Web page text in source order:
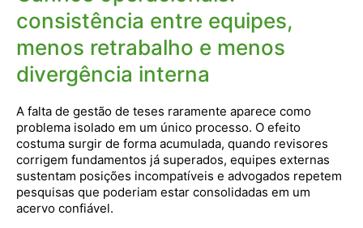
consistência entre equipes,
menos retrabalho e menos
divergência interna
A falta de gestão de teses raramente aparece como
problema isolado em um único processo. O efeito
costuma surgir de forma acumulada, quando revisores
corrigem fundamentos já superados, equipes externas
sustentam posições incompatíveis e advogados repetem
pesquisas que poderiam estar consolidadas em um
acervo confiável.